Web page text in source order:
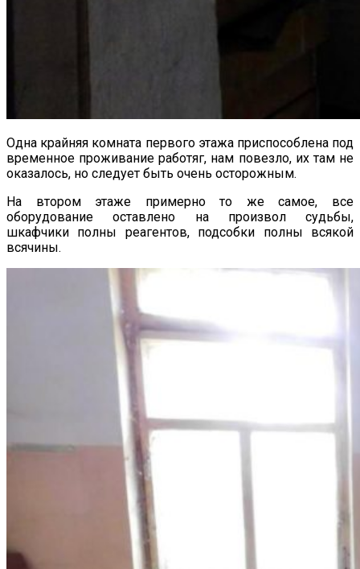
Одна крайняя комната первого этажа приспособлена под
временное проживание работяг, нам повезло, их там не
оказалось, но следует быть очень осторожным.
На втором этаже примерно то же самое, все
оборудование оставлено на произвол судьбы,
шкафчики полны реагентов, подсобки полны всякой
всячины.